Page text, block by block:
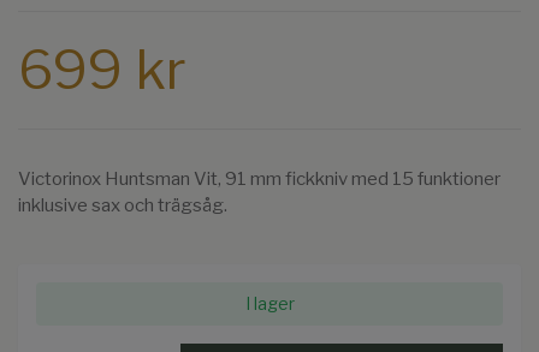
699 kr
Victorinox Huntsman Vit, 91 mm fickkniv med 15 funktioner
inklusive sax och trägsåg.
I lager